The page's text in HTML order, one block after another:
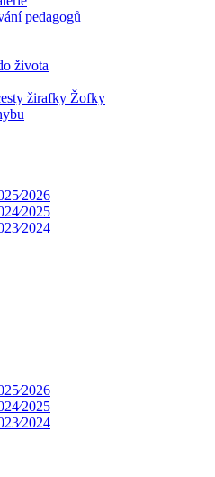
pedagogů
života
žirafky Žofky